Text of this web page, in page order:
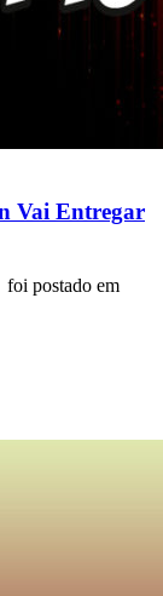
Vai Entregar
foi postado em